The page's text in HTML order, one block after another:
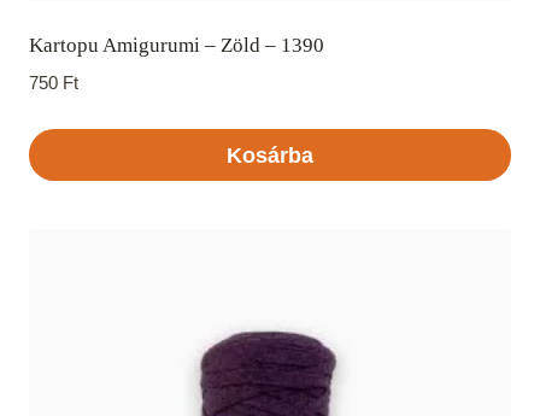
Kartopu Amigurumi – Zöld – 1390
750 Ft
Kosárba